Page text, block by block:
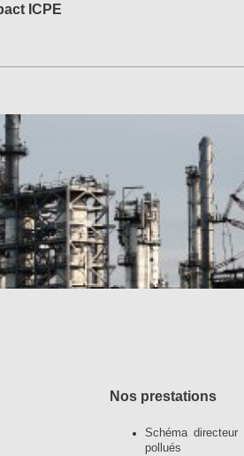
ICPE
Nos prestations
Schéma
pollués